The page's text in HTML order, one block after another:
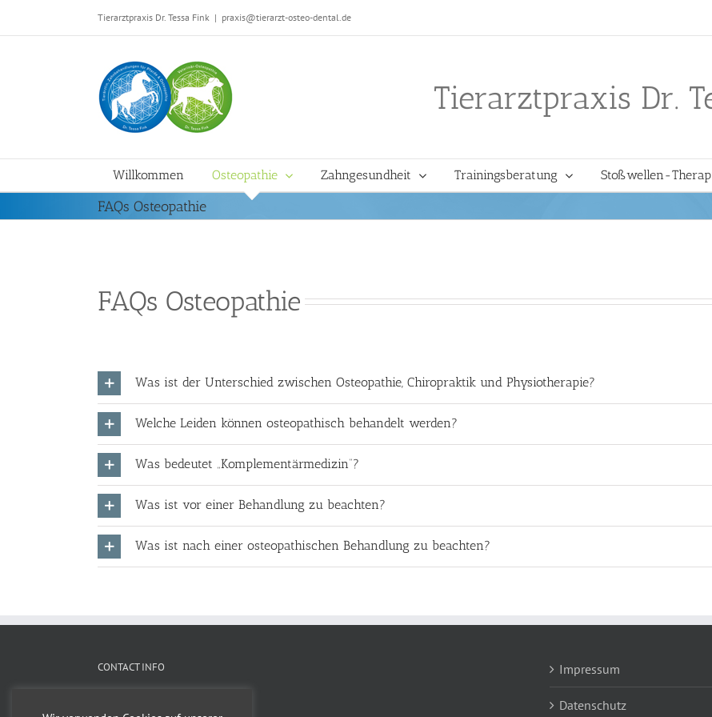
Tierarztpraxis Dr. Tessa Fink | praxis@tierarzt-osteo-dental.de
Tierarztpraxis Dr.
Willkommen Osteopathie Zahngesundheit Trainingsberatung Stoßwellen-
FAQs Osteopathie
FAQs Osteopathie
Was ist der Unterschied zwischen Osteopathie, Chiropraktik und Physiotherapie?
Welche Leiden können osteopathisch behandelt werden?
Was bedeutet „Komplementärmedizin“?
Was ist vor einer Behandlung zu beachten?
Was ist nach einer osteopathischen Behandlung zu beachten?
CONTACT INFO Impressum
Datenschutz